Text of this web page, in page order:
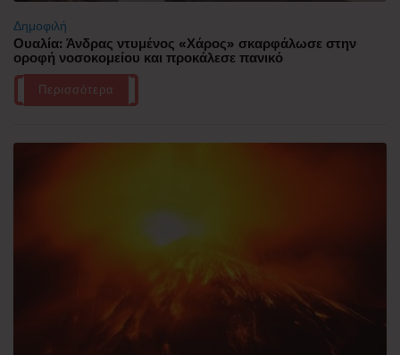
Δημοφιλή
Ουαλία: Άνδρας ντυμένος «Χάρος» σκαρφάλωσε στην
οροφή νοσοκομείου και προκάλεσε πανικό
Περισσότερα